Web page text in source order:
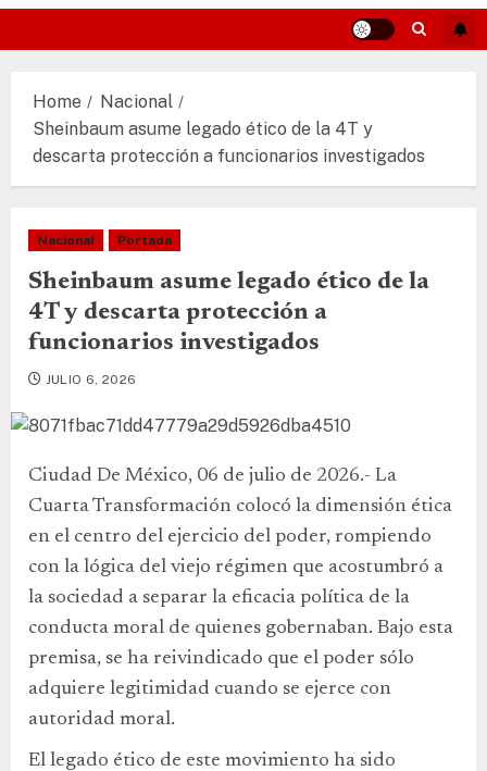
Home
Nacional
Sheinbaum asume legado ético de la 4T y
descarta protección a funcionarios investigados
Nacional Portada
Sheinbaum asume legado ético de la
4T y descarta protección a
funcionarios investigados
JULIO 6, 2026
Ciudad De México, 06 de julio de 2026.- La
Cuarta Transformación colocó la dimensión ética
en el centro del ejercicio del poder, rompiendo
con la lógica del viejo régimen que acostumbró a
la sociedad a separar la eficacia política de la
conducta moral de quienes gobernaban. Bajo esta
premisa, se ha reivindicado que el poder sólo
adquiere legitimidad cuando se ejerce con
autoridad moral.
El legado ético de este movimiento ha sido